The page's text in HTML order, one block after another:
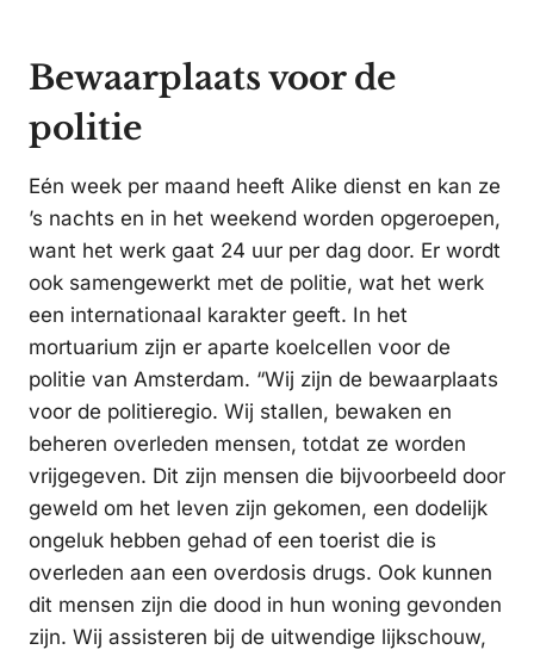
Bewaarplaats voor de
politie
Eén week per maand heeft Alike dienst en kan ze
’s nachts en in het weekend worden opgeroepen,
want het werk gaat 24 uur per dag door. Er wordt
ook samengewerkt met de politie, wat het werk
een internationaal karakter geeft. In het
mortuarium zijn er aparte koelcellen voor de
politie van Amsterdam. “Wij zijn de bewaarplaats
voor de politieregio. Wij stallen, bewaken en
beheren overleden mensen, totdat ze worden
vrijgegeven. Dit zijn mensen die bijvoorbeeld door
geweld om het leven zijn gekomen, een dodelijk
ongeluk hebben gehad of een toerist die is
overleden aan een overdosis drugs. Ook kunnen
dit mensen zijn die dood in hun woning gevonden
zijn. Wij assisteren bij de uitwendige lijkschouw,